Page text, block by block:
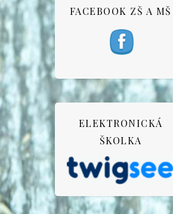
FACEBOOK ZŠ A MŠ
ELEKTRONICKÁ
ŠKOLKA